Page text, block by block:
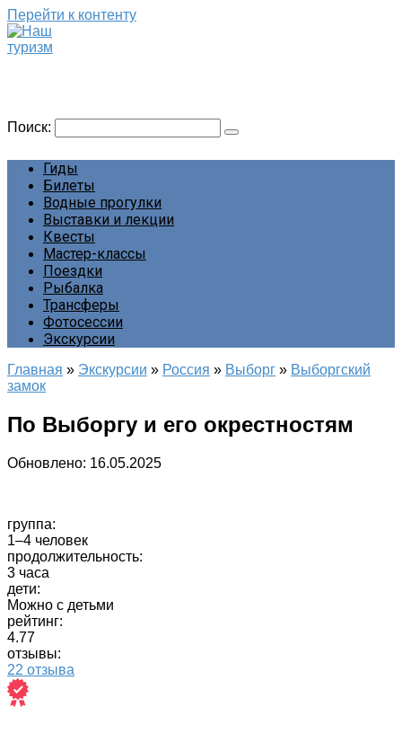
Перейти к контенту
Поиск:
Гиды
Билеты
Водные прогулки
Выставки и лекции
Квесты
Мастер-классы
Поездки
Рыбалка
Трансферы
Фотосессии
Экскурсии
Главная » Экскурсии » Россия » Выборг » Выборгский
замок
По Выборгу и его окрестностям
Обновлено: 16.05.2025
группа:
1–4 человек
продолжительность:
3 часа
дети:
Можно с детьми
рейтинг:
4.77
отзывы:
22 отзыва